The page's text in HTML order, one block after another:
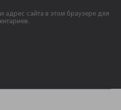
адрес сайта в этом браузере для